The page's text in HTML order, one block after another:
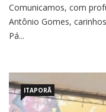
Comunicamos, com
Antônio Gomes,
Pá...
ITAPORÃ